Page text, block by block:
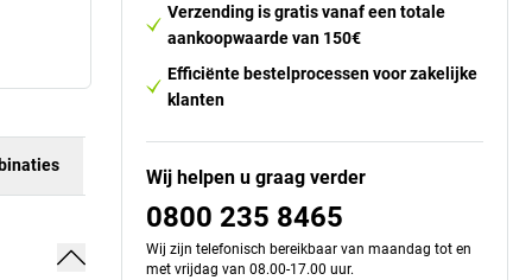
Verzending is gratis vanaf een totale
aankoopwaarde van 150€
Efficiënte bestelprocessen voor zakelijke
klanten
Wij helpen u graag verder
0800 235 8465
Wij zijn telefonisch bereikbaar van maandag tot en
met vrijdag van 08.00-17.00 uur.